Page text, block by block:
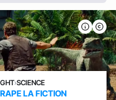
›SCIENCE
LA FICTION